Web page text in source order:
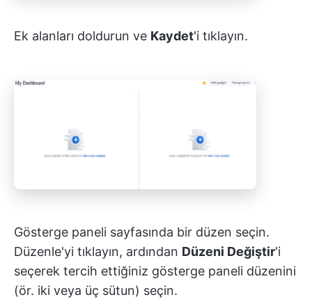
Ek alanları doldurun ve Kaydet'i tıklayın.
Gösterge paneli sayfasında bir düzen seçin.
Düzenle'yi tıklayın, ardından Düzeni Değiştir'i
seçerek tercih ettiğiniz gösterge paneli düzenini
(ör. iki veya üç sütun) seçin.